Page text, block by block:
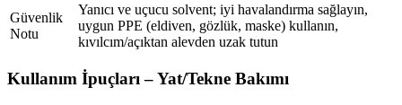
Güvenlik
Notu
Yanıcı ve uçucu solvent; iyi havalandırma sağlayın,
uygun PPE (eldiven, gözlük, maske) kullanın,
kıvılcım/açıktan alevden uzak tutun
Kullanım İpuçları – Yat/Tekne Bakımı